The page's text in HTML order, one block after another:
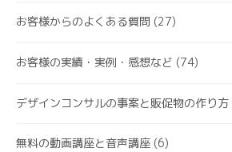
お客様からのよくある質問 (27)
お客様の実績・実例・感想など (74)
デザインコンサルの事案と販促物の作り方
無料の動画講座と音声講座 (6)